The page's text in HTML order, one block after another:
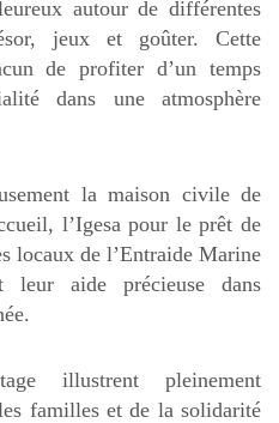
autour de différentes
jeux et goûter. Cette
de profiter d’un temps
dans une atmosphère
la maison civile de
l’Igesa pour le prêt de
locaux de l’Entraide Marine
leur aide précieuse dans
illustrent pleinement
familles et de la solidarité